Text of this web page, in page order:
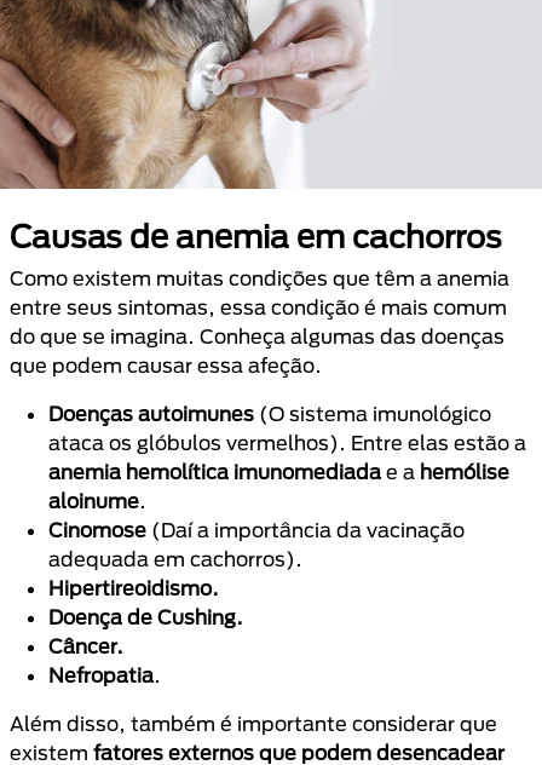
Causas de anemia em cachorros
Como existem muitas condições que têm a anemia
entre seus sintomas, essa condição é mais comum
do que se imagina. Conheça algumas das doenças
que podem causar essa afeção.
Doenças autoimunes (O sistema imunológico
ataca os glóbulos vermelhos). Entre elas estão a
anemia hemolítica imunomediada e a hemólise
aloinume.
Cinomose (Daí a importância da vacinação
adequada em cachorros).
Hipertireoidismo.
Doença de Cushing.
Câncer.
Nefropatia.
Além disso, também é importante considerar que
existem fatores externos que podem desencadear